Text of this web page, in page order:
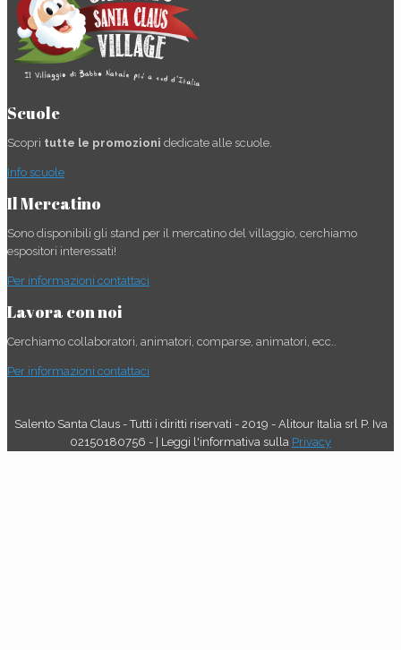
Scuole
Scopri tutte le promozioni dedicate alle scuole.
Info scuole
Il Mercatino
Sono disponibili gli stand per il mercatino del villaggio, cerchiamo
espositori interessati!
Per informazioni contattaci
Lavora con noi
Cerchiamo collaboratori, animatori, comparse, animatori, ecc..
Per informazioni contattaci
Salento Santa Claus - Tutti i diritti riservati - 2019 - Alitour Italia srl P. Iva
02150180756 - | Leggi l'informativa sulla Privacy